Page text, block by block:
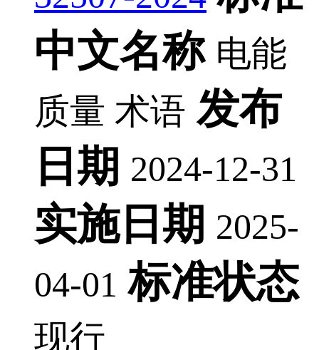
中文名称 电能
质量 术语 发布
日期 2024-12-31
实施日期 2025-
04-01 标准状态
现行